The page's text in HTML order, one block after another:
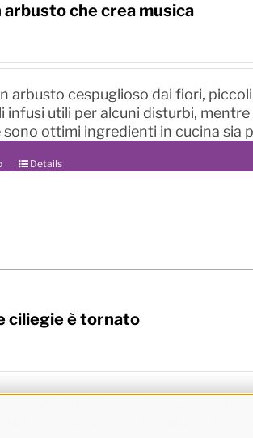
arbusto che crea musica
arbusto cespuglioso dai fiori,
infusi utili per alcuni disturbi,
ottimi ingredienti in cucina sia
Details
ciliegie è tornato
da molto lontano, ma abbraccia